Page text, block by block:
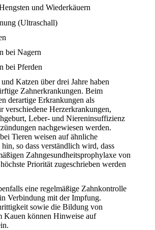
und Wiederkäuern
(Ultraschall)
bei Nagern
bei Pferden
Katzen über drei Jahre haben
Zahnerkrankungen. Beim
derartige Erkrankungen als
verschiedene Herzerkrankungen,
Leber- und Niereninsuffizienz
nachgewiesen werden.
Tieren weisen auf ähnliche
hin, so dass verständlich wird, dass
Zahngesundheitsprophylaxe von
Priorität zugeschrieben werden
eine regelmäßige Zahnkontrolle
Verbindung mit der Impfung.
sowie die Bildung von
Kauen können Hinweise auf